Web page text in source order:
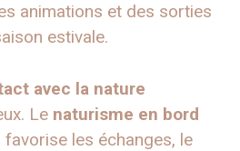
animations et des sorties
estivale.
avec la nature
Le naturisme en bord
favorise les échanges, le